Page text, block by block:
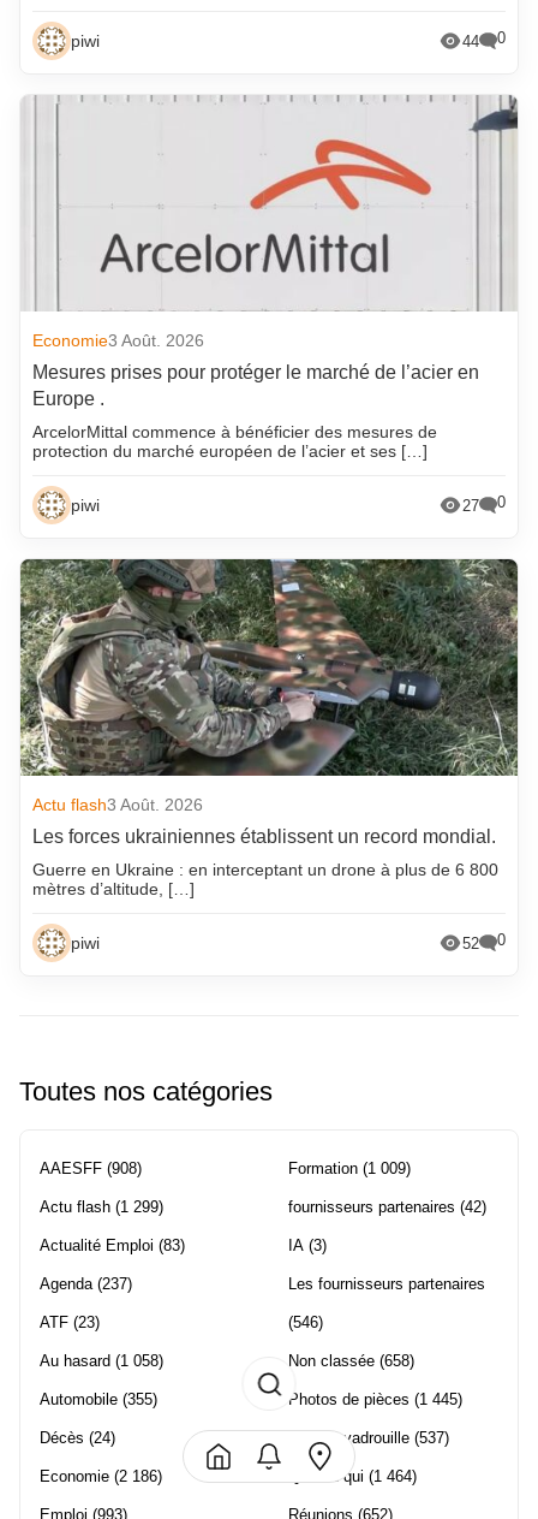
piwi 44 0
Economie3 Août. 2026
Mesures prises pour protéger le marché de l’acier en
Europe .
ArcelorMittal commence à bénéficier des mesures de
protection du marché européen de l’acier et ses […]
piwi 27 0
Actu flash3 Août. 2026
Les forces ukrainiennes établissent un record mondial.
Guerre en Ukraine : en interceptant un drone à plus de 6 800
mètres d’altitude, […]
piwi 52 0
Toutes nos catégories
AAESFF (908)
Actu flash (1 299)
Actualité Emploi (83)
Agenda (237)
ATF (23)
Au hasard (1 058)
Automobile (355)
Décès (24)
Economie (2 186)
Emploi (993)
Formation (1 009)
fournisseurs partenaires (42)
IA (3)
Les fournisseurs partenaires
(546)
Non classée (658)
Photos de pièces (1 445)
Piwi en vadrouille (537)
Qui est qui (1 464)
Réunions (652)